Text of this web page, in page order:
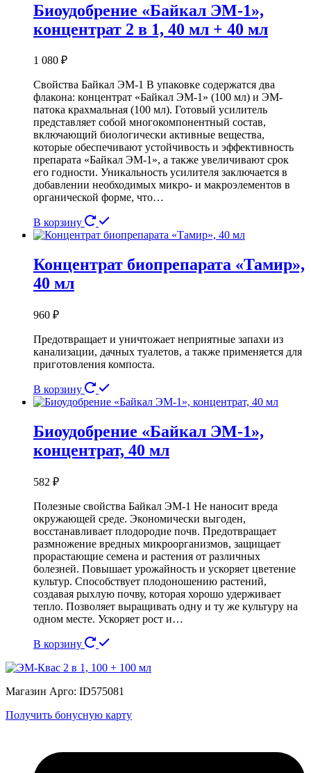
Биоудобрение «Байкал ЭМ-1»,
концентрат 2 в 1, 40 мл + 40 мл
1 080 ₽
Свойства Байкал ЭМ-1 В упаковке содержатся два
флакона: концентрат «Байкал ЭМ-1» (100 мл) и ЭМ-
патока крахмальная (100 мл). Готовый усилитель
представляет собой многокомпонентный состав,
включающий биологически активные вещества,
которые обеспечивают устойчивость и эффективность
препарата «Байкал ЭМ-1», а также увеличивают срок
его годности. Уникальность усилителя заключается в
добавлении необходимых микро- и макроэлементов в
органической форме, что…
В корзину
Концентрат биопрепарата «Тамир»,
40 мл
960 ₽
Предотвращает и уничтожает неприятные запахи из
канализации, дачных туалетов, а также применяется для
приготовления компоста.
В корзину
Биоудобрение «Байкал ЭМ-1»,
концентрат, 40 мл
582 ₽
Полезные свойства Байкал ЭМ-1 Не наносит вреда
окружающей среде. Экономически выгоден,
восстанавливает плодородие почв. Предотвращает
размножение вредных микроорганизмов, защищает
прорастающие семена и растения от различных
болезней. Повышает урожайность и ускоряет цветение
культур. Способствует плодоношению растений,
создавая рыхлую почву, которая хорошо удерживает
тепло. Позволяет выращивать одну и ту же культуру на
одном месте. Ускоряет рост и…
В корзину
Магазин Арго: ID575081
Получить бонусную карту